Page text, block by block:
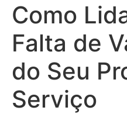
Como
Falta de
do Seu
Serviço